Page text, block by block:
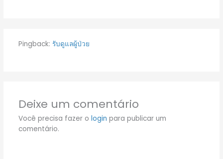
Pingback: รับดูแลผู้ป่วย
Deixe um comentário
Você precisa fazer o login para publicar um
comentário.